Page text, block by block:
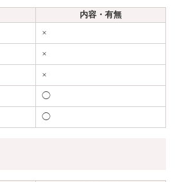
内容・有無
×
×
×
◯
◯